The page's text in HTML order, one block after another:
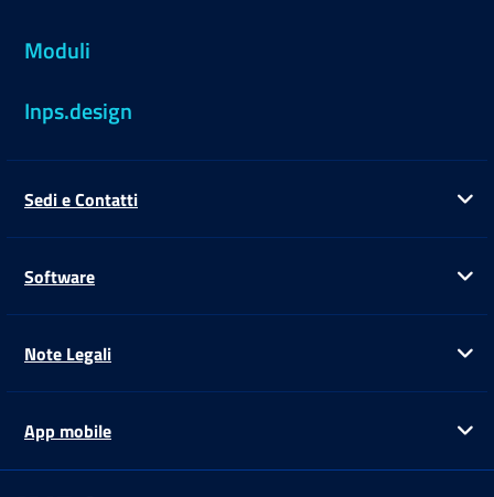
Moduli
Inps.design
Sedi e Contatti
Software
Note Legali
App mobile